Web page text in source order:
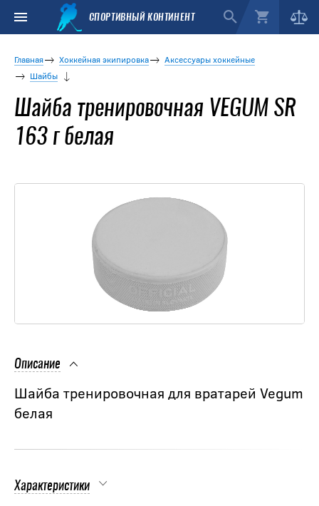
СПОРТИВНЫЙ КОНТИНЕНТ
Главная Хоккейная экипировка
Аксессуары хоккейные
Шайбы
Шайба тренировочная VEGUM SR
163 г белая
Описание
Шайба тренировочная для вратарей Vegum
белая
Характеристики